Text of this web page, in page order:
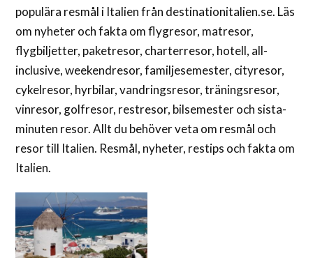
populära resmål i Italien från destinationitalien.se. Läs
om nyheter och fakta om flygresor, matresor,
flygbiljetter, paketresor, charterresor, hotell, all-
inclusive, weekendresor, familjesemester, cityresor,
cykelresor, hyrbilar, vandringsresor, träningsresor,
vinresor, golfresor, restresor, bilsemester och sista-
minuten resor. Allt du behöver veta om resmål och
resor till Italien. Resmål, nyheter, restips och fakta om
Italien.